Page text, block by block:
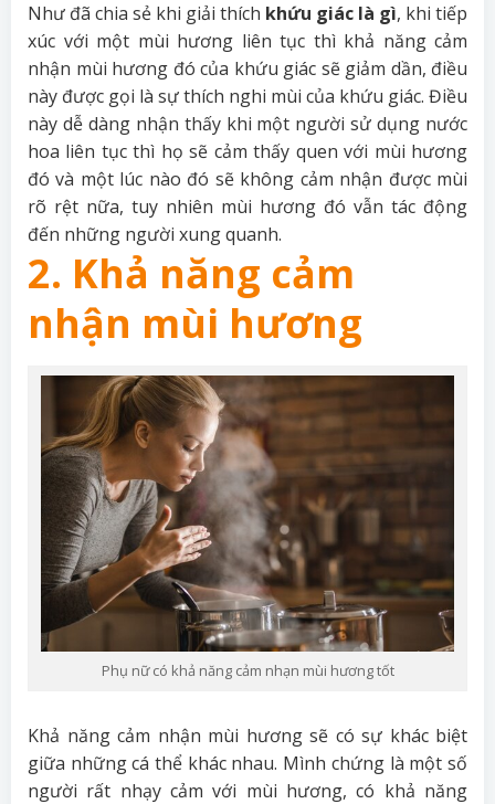
Như đã chia sẻ khi giải thích khứu giác là gì, khi tiếp
xúc với một mùi hương liên tục thì khả năng cảm
nhận mùi hương đó của khứu giác sẽ giảm dần, điều
này được gọi là sự thích nghi mùi của khứu giác. Điều
này dễ dàng nhận thấy khi một người sử dụng nước
hoa liên tục thì họ sẽ cảm thấy quen với mùi hương
đó và một lúc nào đó sẽ không cảm nhận được mùi
rõ rệt nữa, tuy nhiên mùi hương đó vẫn tác động
đến những người xung quanh.
2. Khả năng cảm
nhận mùi hương
Phụ nữ có khả năng cảm nhạn mùi hương tốt
Khả năng cảm nhận mùi hương sẽ có sự khác biệt
giữa những cá thể khác nhau. Mình chứng là một số
người rất nhạy cảm với mùi hương, có khả năng